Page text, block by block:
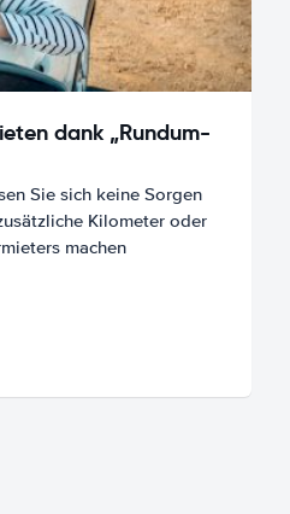
dank „Rundum-
Sie sich keine Sorgen
Kilometer oder
machen